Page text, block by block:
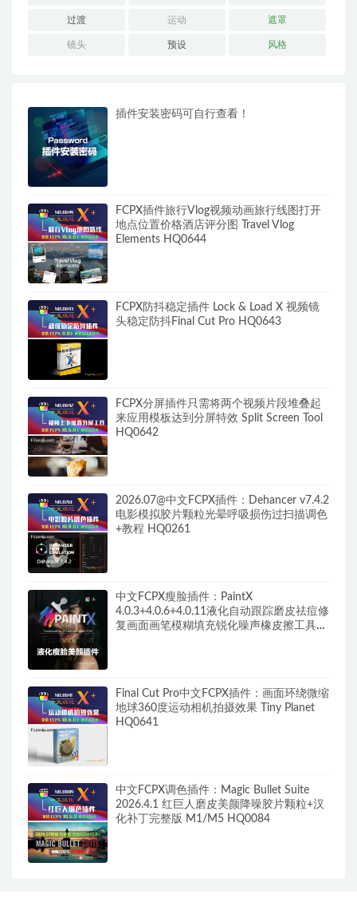
过渡 运动 遮罩
镜头 预设 风格
插件安装密码可自行查看！
FCPX插件旅行Vlog视频动画旅行线图打开
地点位置价格酒店评分图 Travel Vlog
Elements HQ0644
FCPX防抖稳定插件 Lock & Load X 视频镜
头稳定防抖Final Cut Pro HQ0643
FCPX分屏插件只需将两个视频片段堆叠起
来应用模板达到分屏特效 Split Screen Tool
HQ0642
2026.07@中文FCPX插件：Dehancer v7.4.2
电影模拟胶片颗粒光晕呼吸损伤过扫描调色
+教程 HQ0261
中文FCPX瘦脸插件：PaintX
4.0.3+4.0.6+4.0.11液化自动跟踪磨皮祛痘修
复画面画笔模糊填充锐化噪声橡皮擦工具
Final Cut Pro中文FCPX插件：画面环绕微缩
地球360度运动相机拍摄效果 Tiny Planet
HQ0641
中文FCPX调色插件：Magic Bullet Suite
2026.4.1 红巨人磨皮美颜降噪胶片颗粒+汉
化补丁完整版 M1/M5 HQ0084